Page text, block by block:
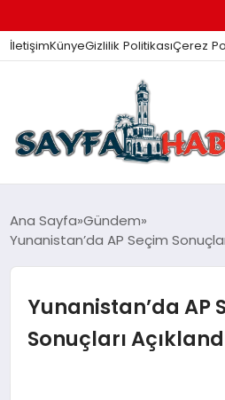
İletişimKünyeGizlilik PolitikasıÇerez
ANA SAYFA
İZMIR HABERLERI
Ana Sayfa Gündem
Yunanistan’da AP Seçim
Yunanistan’da AP
Sonuçları